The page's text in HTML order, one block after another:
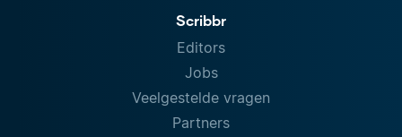
Scribbr
Editors
Jobs
Veelgestelde vragen
Partners